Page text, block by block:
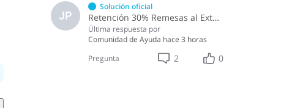
JP
Solución oficial
Retención 30% Remesas al Exterior IR-17
Última respuesta por
Comunidad de Ayuda hace 3 horas
Pregunta
2 0